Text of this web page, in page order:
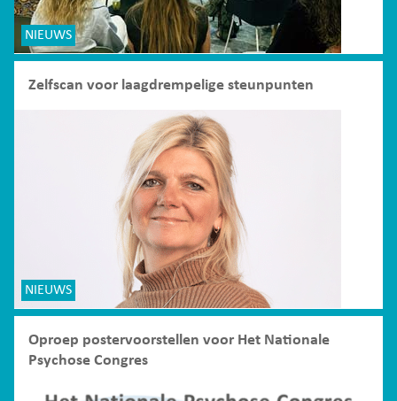
NIEUWS
Zelfscan voor laagdrempelige steunpunten
NIEUWS
Oproep postervoorstellen voor Het Nationale
Psychose Congres